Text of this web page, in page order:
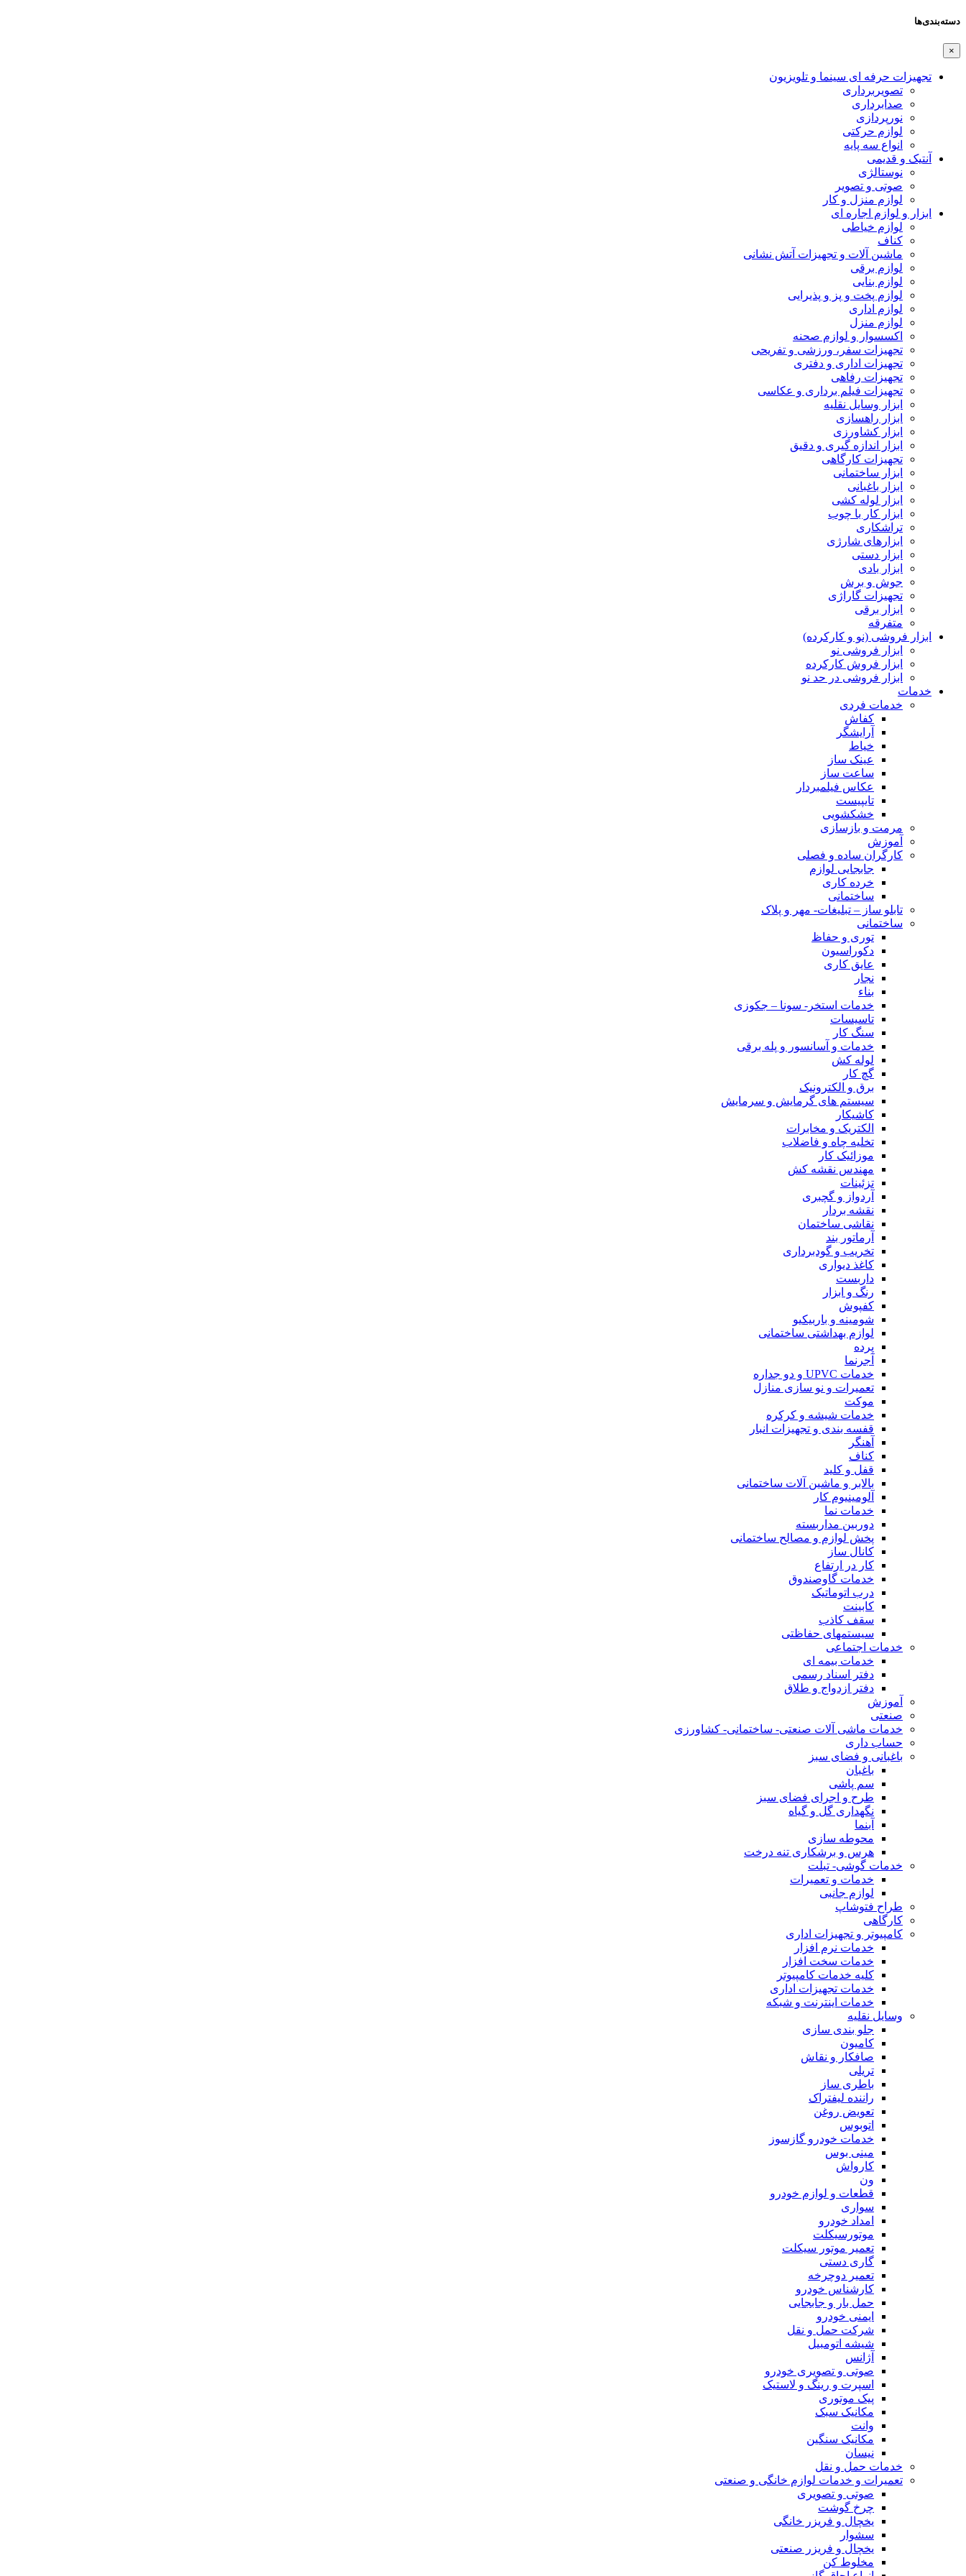
دسته‌بندی‌ها
×
تجهیزات حرفه ای سینما و تلویزیون
تصویربرداری
صدابرداری
نورپردازی
لوازم حرکتی
انواع سه پایه
آنتیک و قدیمی
نوستالژی
صوتی و تصویر
لوازم منزل و کار
ابزار و لوازم اجاره ای
لوازم خیاطی
کناف
ماشین آلات و تجهیزات آتش نشانی
لوازم برقی
لوازم بنایی
لوازم پخت و پز و پذیرایی
لوازم اداری
لوازم منزل
اکسسوار و لوازم صحنه
تجهیزات سفر، ورزشی و تفریحی
تجهیزات اداری و دفتری
تجهیزات رفاهی
تجهیزات فیلم برداری و عکاسی
ابزار وسایل نقلیه
ابزار راهسازی
ابزار کشاورزی
ابزار اندازه گیری و دقیق
تجهیزات کارگاهی
ابزار ساختمانی
ابزار باغبانی
ابزار لوله کشی
ابزار کار با چوب
تراشکاری
ابزارهای شارژی
ابزار دستی
ابزار بادی
جوش و برش
تجهیزات گاراژی
ابزار برقی
متفرقه
ابزار فروشی (نو و کارکرده)
ابزار فروشی نو
ابزار فروش کارکرده
ابزار فروشی در حد نو
خدمات
خدمات فردی
کفاش
آرایشگر
خیاط
عینک ساز
ساعت ساز
عکاس فیلمبردار
تایپیست
خشکشویی
مرمت و بازسازی
آموزش
کارگران ساده و فصلی
جابجایی لوازم
خرده کاری
ساختمانی
تابلو ساز – تبلیغات- مهر و پلاک
ساختمانی
توری و حفاظ
دکوراسیون
عایق کاری
نجار
بناء
خدمات استخر- سونا – جکوزی
تاسیسات
سنگ کار
خدمات و آسانسور و پله برقی
لوله کش
گچ کار
برق و الکترونیک
سیستم های گرمایش و سرمایش
کاشیکار
الکتریک و مخابرات
تخلیه چاه و فاضلاب
موزائیک کار
مهندس نقشه کش
تزئینات
آردواز و گچبری
نقشه بردار
نقاشی ساختمان
آرماتور بند
تخریب و گودبرداری
کاغذ دیواری
داربست
رنگ و ابزار
کفپوش
شومینه و باربیکیو
لوازم بهداشتی ساختمانی
پرده
آجرنما
خدمات UPVC و دو جداره
تعمیرات و نو سازی منازل
موکت
خدمات شیشه و کرکره
قفسه بندی و تجهیزات انبار
آهنگر
کناف
قفل و کلید
بالابر و ماشین آلات ساختمانی
آلومینیوم کار
خدمات نما
دوربین مداربسته
پخش لوازم و مصالح ساختمانی
کانال ساز
کار در ارتفاع
خدمات گاوصندوق
درب اتوماتیک
کابینت
سقف کاذب
سیستمهای حفاظتی
خدمات اجتماعی
خدمات بیمه ای
دفتر اسناد رسمی
دفتر ازدواج و طلاق
آموزش
صنعتی
خدمات ماشی آلات صنعتی- ساختمانی- کشاورزی
حساب داری
باغبانی و فضای سبز
باغبان
سم پاشی
طرح و اجرای فضای سبز
نگهداری گل و گیاه
آبنما
محوطه سازی
هرس و برشکاری تنه درخت
خدمات گوشی- تبلت
خدمات و تعمیرات
لوازم جانبی
طراح فتوشاپ
کارگاهی
کامپیوتر و تجهیزات اداری
خدمات نرم افزار
خدمات سخت افزار
کلیه خدمات کامپیوتر
خدمات تجهیزات اداری
خدمات اینترنت و شبکه
وسایل نقلیه
جلو بندی سازی
کامیون
صافکار و نقاش
تریلی
باطری ساز
راننده لیفتراک
تعویض روغن
اتوبوس
خدمات خودرو گازسوز
مینی بوس
کارواش
ون
قطعات و لوازم خودرو
سواری
امداد خودرو
موتورسیکلت
تعمیر موتور سیکلت
گاری دستی
تعمیر دوچرخه
کارشناس خودرو
حمل بار و جابجایی
ایمنی خودرو
شرکت حمل و نقل
شیشه اتومبیل
آژانس
صوتی و تصویری خودرو
اسپرت و رینگ و لاستیک
پیک موتوری
مکانیک سبک
وانت
مکانیک سنگین
نیسان
خدمات حمل و نقل
تعمیرات و خدمات لوازم خانگی و صنعتی
صوتی و تصویری
چرخ گوشت
یخچال و فریزر خانگی
سشوار
یخچال و فریزر صنعتی
مخلوط کن